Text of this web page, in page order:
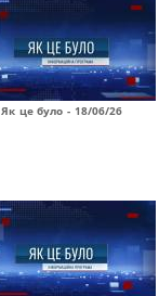
Як це було - 18/06/26